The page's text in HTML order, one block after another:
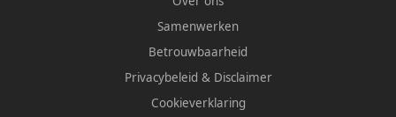
Samenwerken
Betrouwbaarheid
Privacybeleid & Disclaimer
Cookieverklaring